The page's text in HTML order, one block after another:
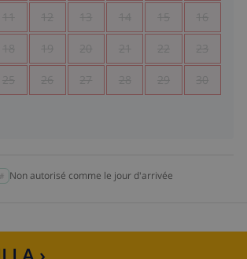
11 12 13 14 15 16
18 19 20 21 22 23
25 26 27 28 29 30
Non autorisé comme le jour d'arrivée